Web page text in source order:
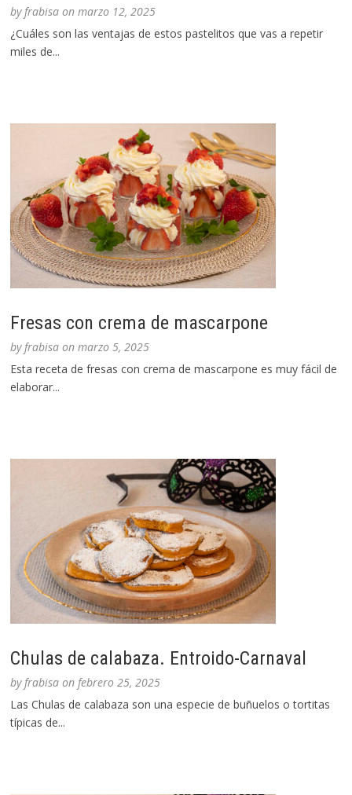
byfrabisa onmarzo 12, 2025
¿Cuáles son las ventajas de estos pastelitos que vas a repetir
miles de...
Fresas con crema de mascarpone
byfrabisa onmarzo 5, 2025
Esta receta de fresas con crema de mascarpone es muy fácil de
elaborar...
Chulas de calabaza. Entroido-Carnaval
byfrabisa onfebrero 25, 2025
Las Chulas de calabaza son una especie de buñuelos o tortitas
típicas de...